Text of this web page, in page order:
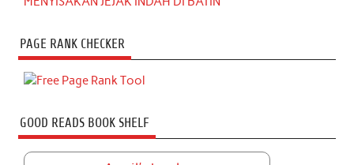
PAGE RANK CHECKER
GOOD READS BOOK SHELF